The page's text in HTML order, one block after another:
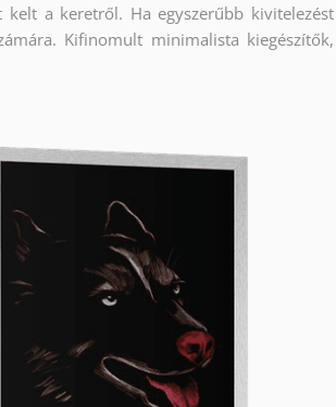
a keretről. Ha egyszerűbb kivitelezést
Kifinomult minimalista kiegészítők,